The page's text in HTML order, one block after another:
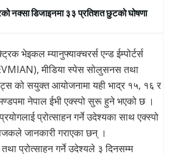
नक्सा डिजाइनमा ३३ प्रतिशत छुटको घोषणा
भेइकल म्यानुफ्याक्चरर्स एन्ड ईम्पोर्टर्स
मीडिया स्पेस सोलुसनस तथा
को सयुक्त आयोजनामा यही भाद्र १५, १६ र
नेपाल ईभी एक्स्पो सुरू हुने भएको छ ।
प्रोत्साहन गर्ने उदेश्यका साथ एक्स्पो
जानकारी गराएका छन् ।
तथा प्रोत्साहन गर्ने उदेश्यले ३ दिनसम्म